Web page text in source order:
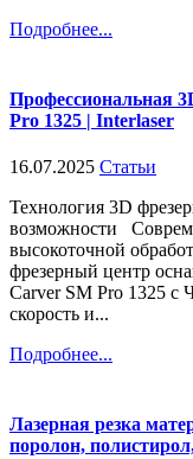
Подробнее...
Профессиональная
Pro 1325 | Interlaser
16.07.2025 Статьи
Технология 3D
возможности
высокоточной
фрезерный центр
Carver SM Pro 1325 с
скорость и...
Подробнее...
Лазерная резка
поролон,